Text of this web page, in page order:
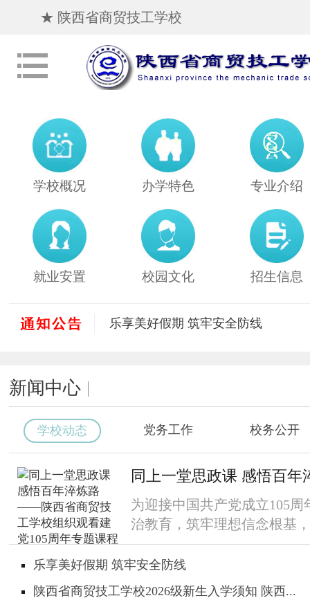
★ 陕西省商贸技工学校
学校概况 办学特色 专业介绍
就业安置 校园文化 招生信息
乐享美好假期 筑牢安全防线
以技赋能砺初心，笃行奋进促成长
匠心育人 聚力启航——陕西省商贸
我校2026年第二批电子商务师（高
新闻中心
学校动态 党务工作 校务公开
同上一堂思政课 感悟百年
为迎接中国共产党成立105
治教育，筑牢理想信念根基
乐享美好假期 筑牢安全防线
陕西省商贸技工学校2026级新生入学须知 陕西...